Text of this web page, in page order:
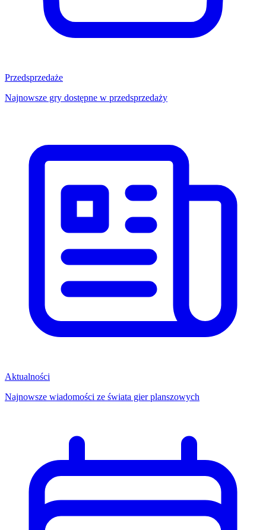
Przedsprzedaże
Najnowsze gry dostępne w przedsprzedaży
Aktualności
Najnowsze wiadomości ze świata gier planszowych